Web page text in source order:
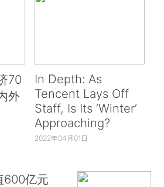
70
外
In Depth: As
Tencent Lays Off
Staff, Is Its ‘Winter’
Approaching?
2022年04月01日
600亿元